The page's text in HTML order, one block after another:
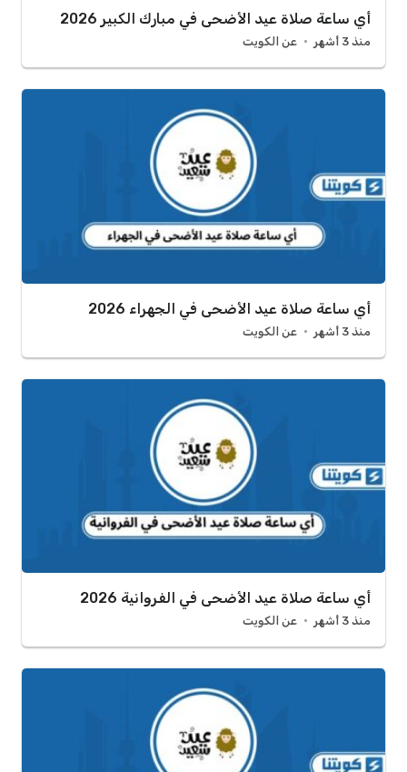
أي ساعة صلاة عيد الأضحى في مبارك الكبير 2026
منذ 3 أشهر عن الكويت
أي ساعة صلاة عيد الأضحى في الجهراء 2026
منذ 3 أشهر عن الكويت
أي ساعة صلاة عيد الأضحى في الفروانية 2026
منذ 3 أشهر عن الكويت